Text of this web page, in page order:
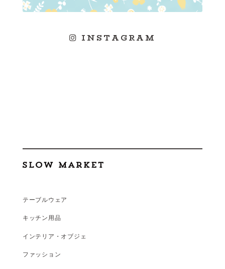
INSTAGRAM
テーブルウェア
キッチン用品
インテリア・オブジェ
ファッション